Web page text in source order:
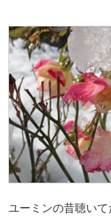
ユーミンの昔聴い